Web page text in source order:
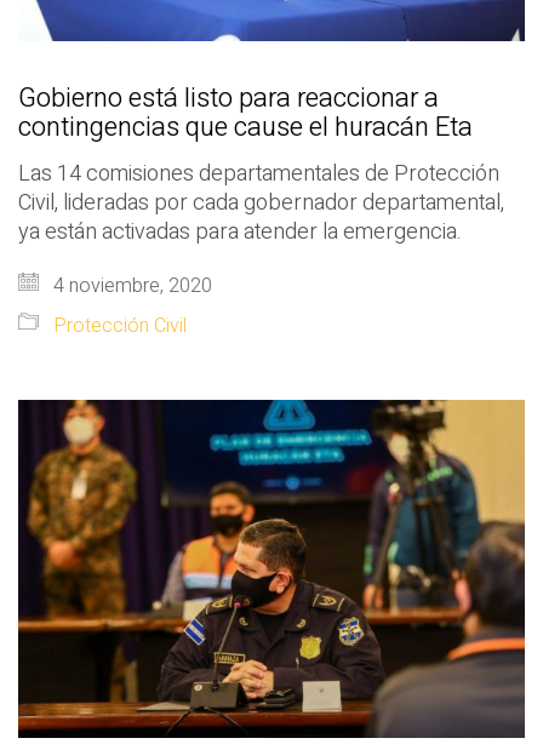
Gobierno está listo para reaccionar a
contingencias que cause el huracán Eta
Las 14 comisiones departamentales de Protección
Civil, lideradas por cada gobernador departamental,
ya están activadas para atender la emergencia.
4 noviembre, 2020
Protección Civil